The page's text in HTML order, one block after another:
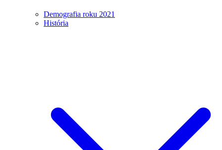
Demografia roku 2021
História